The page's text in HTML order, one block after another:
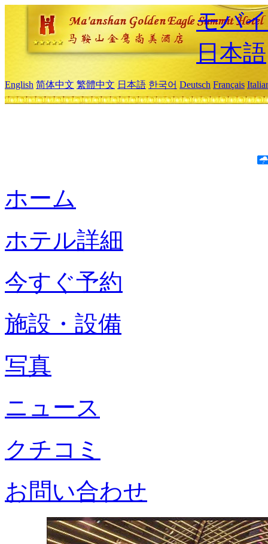
モバ
日本語
English 简体中文 繁體中文 日本語 한국어 Deutsch Français
ホーム
ホテル詳細
今すぐ予約
施設・設備
写真
ニュース
クチコミ
お問い合わせ